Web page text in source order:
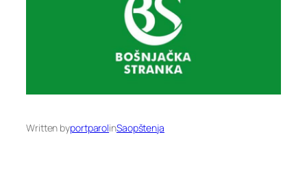
Written byportparolinSaopštenja